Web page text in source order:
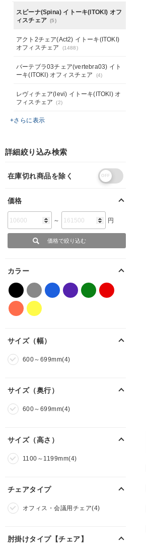
スピーナ(Spina) イトーキ(ITOKI) オフ
ィスチェア (5)
アクト2チェア(Act2) イトーキ(ITOKI)
オフィスチェア
(1488)
バーテブラ03チェア(vertebra03) イト
ーキ(ITOKI) オフィスチェア
(4)
レヴィチェア(levi) イトーキ(ITOKI) オ
フィスチェア
(2)
+さらに表示
詳細絞り込み検索
在庫切れ商品を除く
価格
～ 円
カラー
サイズ（幅）
600～699mm(4)
サイズ（奥行）
600～699mm(4)
サイズ（高さ）
1100～1199mm(4)
チェアタイプ
オフィス・会議用チェア(4)
肘掛けタイプ【チェア】